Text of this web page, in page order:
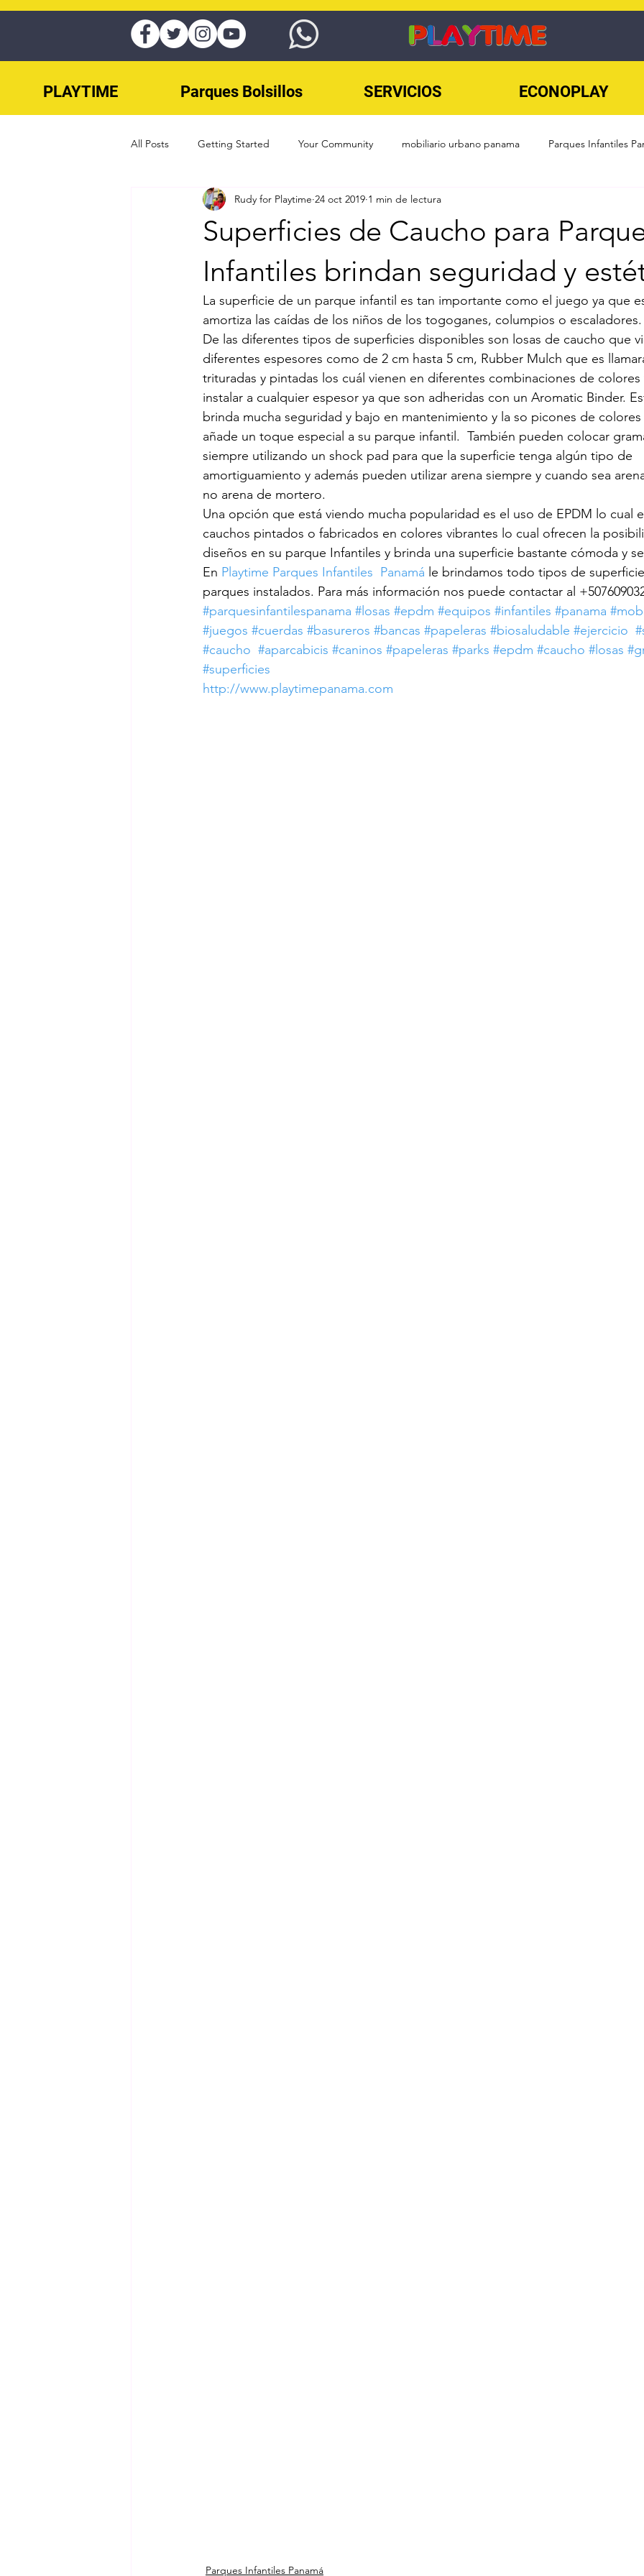
PLAYTIME Parques Bolsillos SERVICIOS ECONOPLAY
All Posts Getting Started Your Community mobiliario urbano panama Parques Infantiles
juegos para parques panama SKATEPARKS Sin categoría
Parques Infantiles panama Ejercicio al Aire Libre Mobiliario urbano Juegos infantiles
Skateparks Panama Splash Pads Panama Superficies de Parques diseño de parques
areas de recreación planificacion de parques infantiles superficies para parques parques
selección de parques infantiles guia de parques infantiles beneficios de parques
Superficies de Caucho para
Infantiles brindan seguridad y
Rudy for Playtime 24 oct 2019 1 min de lectura
La superficie de un parque infantil es tan importante como el juego ya que
amortiza las caídas de los niños de los togoganes, columpios o escaladores.
De las diferentes tipos de superficies disponibles son losas de caucho que
diferentes espesores como de 2 cm hasta 5 cm, Rubber Mulch que es
trituradas y pintadas los cuál vienen en diferentes combinaciones de colores
instalar a cualquier espesor ya que son adheridas con un Aromatic Binder.
brinda mucha seguridad y bajo en mantenimiento y la so picones de
añade un toque especial a su parque infantil.  También pueden colocar
siempre utilizando un shock pad para que la superficie tenga algún tipo de
amortiguamiento y además pueden utilizar arena siempre y cuando sea
no arena de mortero.
Una opción que está viendo mucha popularidad es el uso de EPDM lo cual
cauchos pintados o fabricados en colores vibrantes lo cual ofrecen la
diseños en su parque Infantiles y brinda una superficie bastante cómoda y
En Playtime Parques Infantiles  Panamá le brindamos todo tipos de
parques instalados. Para más información nos puede contactar al
#parquesinfantilespanama #losas #epdm #equipos #infantiles #panama
#juegos #cuerdas #basureros #bancas #papeleras #biosaludable #ejercicio
#caucho #aparcabicis #caninos #papeleras #parks #epdm #caucho #losas
#superficies
http://www.playtimepanama.com
Parques Infantiles Panamá